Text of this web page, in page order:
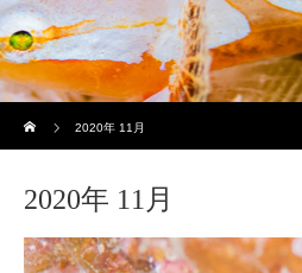
2020年 11月
2020年 11月